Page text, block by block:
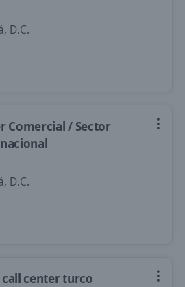
D.C.
Comercial / Sector
D.C.
center turco